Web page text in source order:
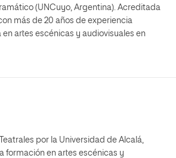
(UNCuyo, Argentina). Acreditada
más de 20 años de experiencia
artes escénicas y audiovisuales en
por la Universidad de Alcalá,
formación en artes escénicas y